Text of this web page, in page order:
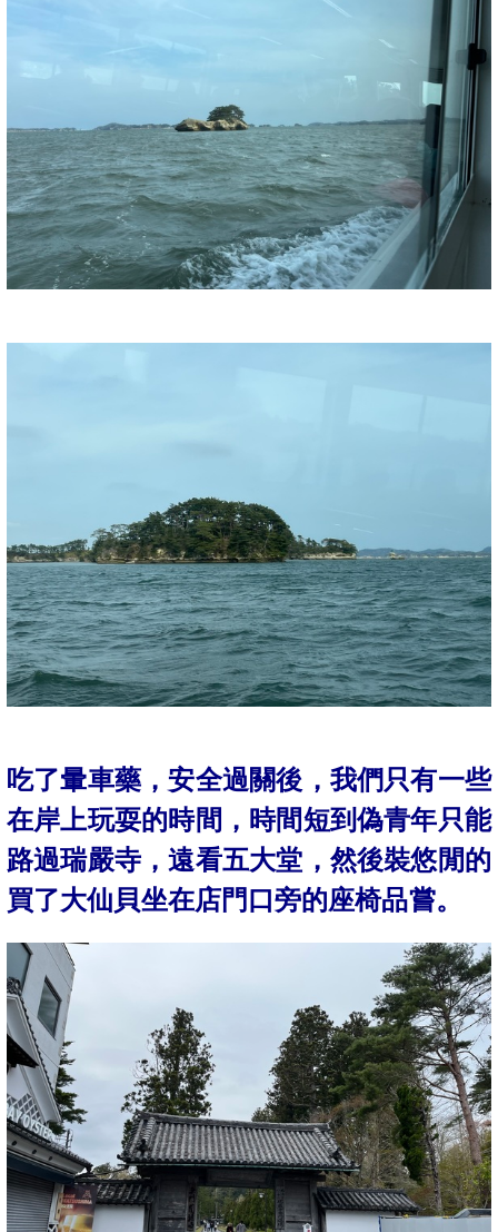
吃了暈車藥，安全過關後，我們只有一些
在岸上玩耍的時間，時間短到偽青年只能
路過瑞嚴寺，遠看五大堂，然後裝悠閒的
買了大仙貝坐在店門口旁的座椅品嘗。